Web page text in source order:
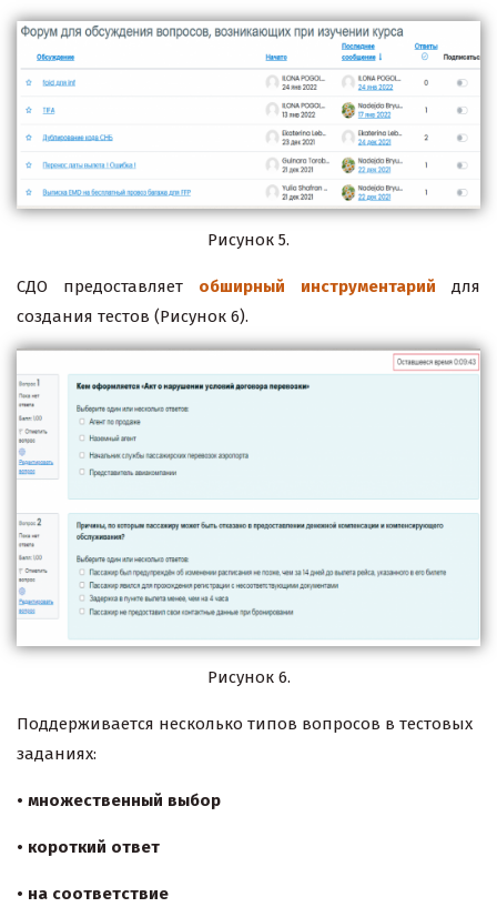
Рисунок 5.
СДО предоставляет обширный инструментарий
для
создания тестов (Рисунок 6).
Рисунок 6.
Поддерживается несколько типов вопросов в тестовых
заданиях:
• множественный выбор
• короткий ответ
• на соответствие